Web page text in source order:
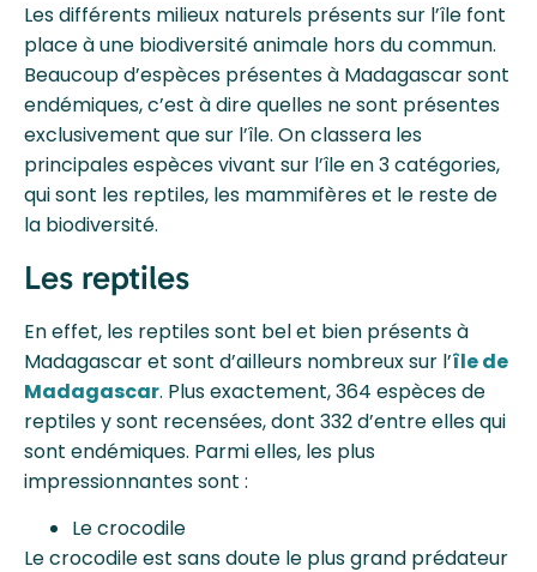
Les différents milieux naturels présents sur l’île font
place à une biodiversité animale hors du commun.
Beaucoup d’espèces présentes à Madagascar sont
endémiques, c’est à dire quelles ne sont présentes
exclusivement que sur l’île. On classera les
principales espèces vivant sur l’île en 3 catégories,
qui sont les reptiles, les mammifères et le reste de
la biodiversité.
Les reptiles
En effet, les reptiles sont bel et bien présents à
Madagascar et sont d’ailleurs nombreux sur l’île de
Madagascar. Plus exactement, 364 espèces de
reptiles y sont recensées, dont 332 d’entre elles qui
sont endémiques. Parmi elles, les plus
impressionnantes sont :
Le crocodile
Le crocodile est sans doute le plus grand prédateur